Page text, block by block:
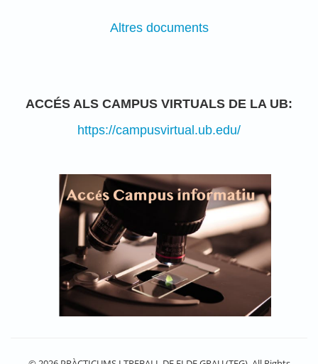
Altres documents
ACCÉS ALS CAMPUS VIRTUALS DE LA UB:
https://campusvirtual.ub.edu/